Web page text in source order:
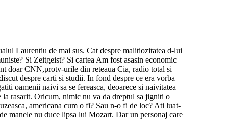
Laurentiu de mai sus. Cat despre malitiozitatea d-lui
Si Zeitgeist? Si cartea Am fost asasin economic
doar CNN,protv-urile din reteaua Cia, radio total si
despre carti si studii. In fond despre ce era vorba
oamenii naivi sa se fereasca, deoarece si naivitatea
la rasarit. Oricum, nimic nu va da dreptul sa jigniti o
americana cum o fi? Sau n-o fi de loc? Ati luat-
manele nu duce lipsa lui Mozart. Dar un personaj care